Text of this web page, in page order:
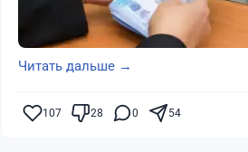
Читать дальше →
107 28 0 54